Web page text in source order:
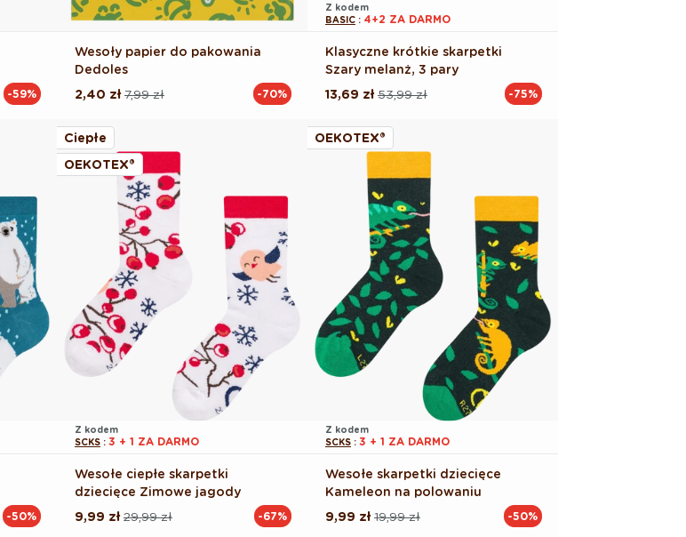
-59%
Wesoły papier do pakowania
Dedoles
Cena
7,99 zł
Cena
2,40 zł -70%
Z kodem
BASIC : 4+2 ZA DARMO
Klasyczne krótkie skarpetki
Szary melanż, 3 pary
Cena
53,99 zł
Cena
13,69 zł -75%
-50%
Ciepłe
OEKOTEX®
Z kodem
SCKS : 3 + 1 ZA DARMO
Wesołe ciepłe skarpetki
dziecięce Zimowe jagody
Cena
29,99 zł
Cena
9,99 zł -67%
OEKOTEX®
Z kodem
SCKS : 3 + 1 ZA DARMO
Wesołe skarpetki dziecięce
Kameleon na polowaniu
Cena
19,99 zł
Cena
9,99 zł -50%